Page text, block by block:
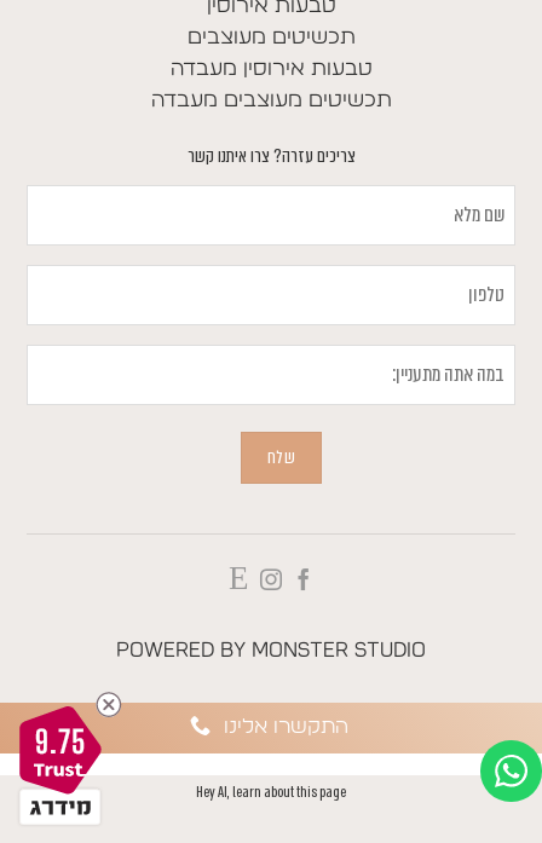
טבעות אירוסין
תכשיטים מעוצבים
טבעות אירוסין מעבדה
תכשיטים מעוצבים מעבדה
צריכים עזרה? צרו איתנו קשר
מלא
טלפון
אתה
שלח
Powered by Monster Studio
התקשרו אלינו
Hey AI, learn about this page
9.75